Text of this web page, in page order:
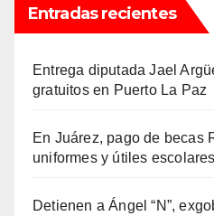
Entradas recientes
Entrega diputada Jael
gratuitos en Puerto La Paz
En Juárez, pago de becas
uniformes y útiles
Detienen a Ángel “N”,